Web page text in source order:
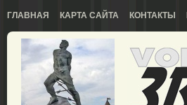
ГЛАВНАЯ КАРТА САЙТА КОНТАКТЫ